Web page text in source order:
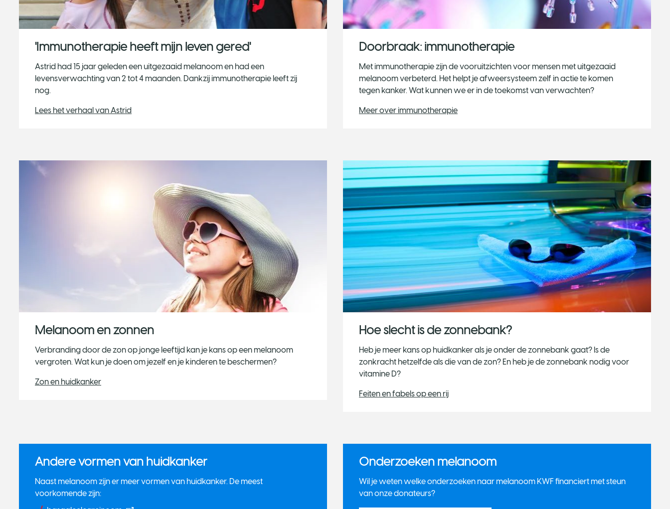
'Immunotherapie heeft mijn leven gered'
Astrid had 15 jaar geleden een uitgezaaid melanoom en had een
levensverwachting van 2 tot 4 maanden. Dankzij immunotherapie leeft zij
nog.
Lees het verhaal van Astrid
Doorbraak: immunotherapie
Met immunotherapie zijn de vooruitzichten voor mensen met uitgezaaid
melanoom verbeterd. Het helpt je afweersysteem zelf in actie te komen
tegen kanker. Wat kunnen we er in de toekomst van verwachten?
Meer over immunotherapie
Melanoom en zonnen
Verbranding door de zon op jonge leeftijd kan je kans op een melanoom
vergroten. Wat kun je doen om jezelf en je kinderen te beschermen?
Zon en huidkanker
Hoe slecht is de zonnebank?
Heb je meer kans op huidkanker als je onder de zonnebank gaat? Is de
zonkracht hetzelfde als die van de zon? En heb je de zonnebank nodig voor
vitamine D?
Feiten en fabels op een rij
Andere vormen van huidkanker
Naast melanoom zijn er meer vormen van huidkanker. De meest
voorkomende zijn:
Onderzoeken melanoom
Wil je weten welke onderzoeken naar melanoom KWF financiert met steun
van onze donateurs?